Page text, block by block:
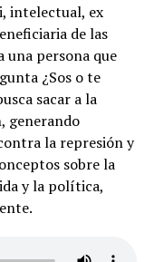
intelectual, ex
de las
una persona que
¿Sos o te
sacar a la
generando
la represión y
sobre la
y la política,